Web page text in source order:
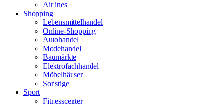
Airlines
Shopping
Lebensmittelhandel
Online-Shopping
Autohandel
Modehandel
Baumärkte
Elektrofachhandel
Möbelhäuser
Sonstige
Sport
Fitnesscenter